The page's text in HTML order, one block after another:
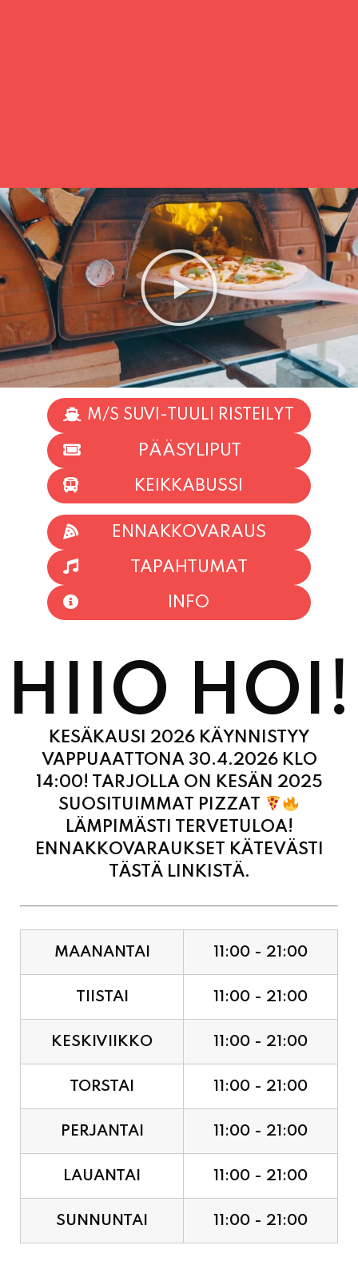
M/S SUVI-TUULI RISTEILYT
PÄÄSYLIPUT
KEIKKABUSSI
TAPAHTUMAT
INFO
HIIO HOI!
KESÄKAUSI 2026 KÄYNNISTYY
VAPPUAATTONA 30.4.2026 KLO
14:00! TARJOLLA ON KESÄN 2025
SUOSITUIMMAT PIZZAT
LÄMPIMÄSTI TERVETULOA!
ENNAKKOVARAUKSET KÄTEVÄSTI
TÄSTÄ LINKISTÄ.
TIISTAI 11:00 - 21:00
KESKIVIIKKO 11:00 - 21:00
TORSTAI 11:00 - 21:00
PERJANTAI 11:00 - 21:00
LAUANTAI 11:00 - 21:00
SUNNUNTAI 11:00 - 21:00